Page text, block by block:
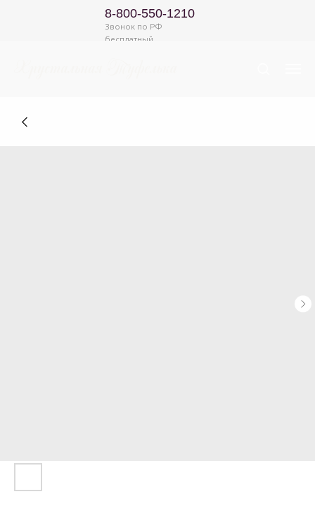
8-800-550-1210
Звонок по РФ
бесплатный